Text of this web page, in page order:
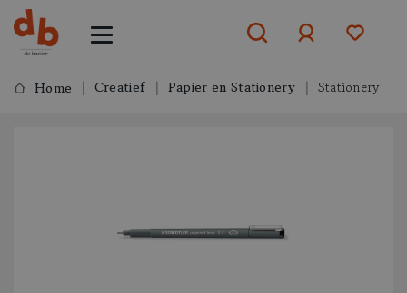
Home Creatief Papier en Stationery Stationery